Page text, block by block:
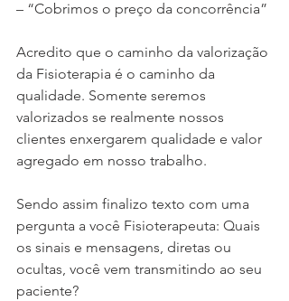
– “Cobrimos o preço da concorrência”
Acredito que o caminho da valorização
da Fisioterapia é o caminho da
qualidade. Somente seremos
valorizados se realmente nossos
clientes enxergarem qualidade e valor
agregado em nosso trabalho.
Sendo assim finalizo texto com uma
pergunta a você Fisioterapeuta: Quais
os sinais e mensagens, diretas ou
ocultas, você vem transmitindo ao seu
paciente?